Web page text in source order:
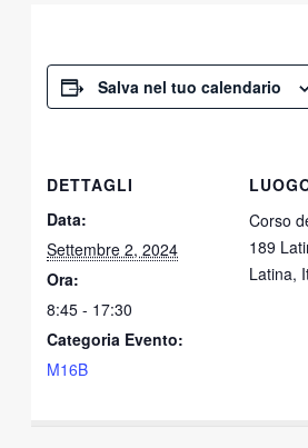
Salva nel tuo calendario
DETTAGLI
Data:
Settembre 2, 2024
Ora:
8:45 - 17:30
Categoria Evento:
M16B
Corso
189
Latina,